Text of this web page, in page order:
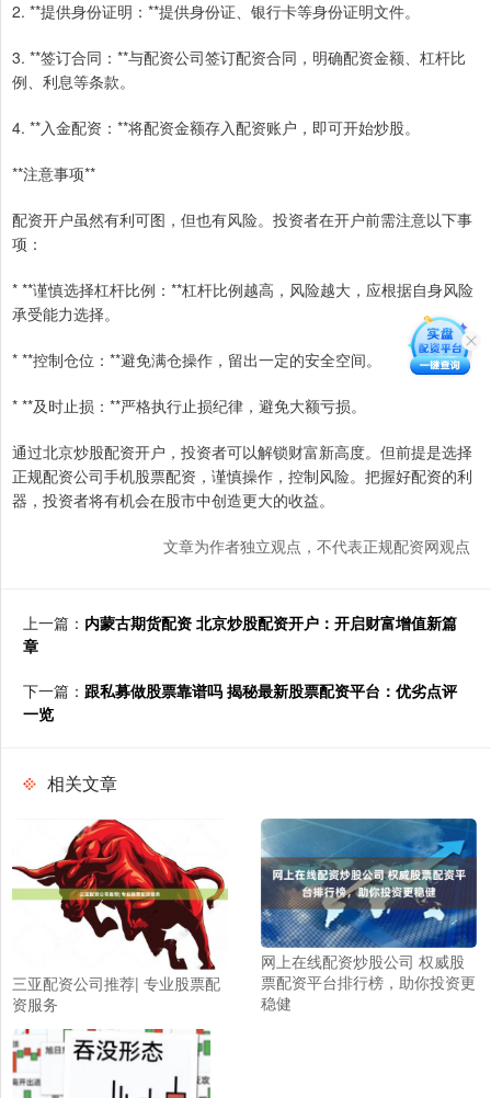
2. **提供身份证明：**提供身份证、银行卡等身份证明文件。
3. **签订合同：**与配资公司签订配资合同，明确配资金额、杠杆比
例、利息等条款。
4. **入金配资：**将配资金额存入配资账户，即可开始炒股。
**注意事项**
配资开户虽然有利可图，但也有风险。投资者在开户前需注意以下事
项：
* **谨慎选择杠杆比例：**杠杆比例越高，风险越大，应根据自身风险
承受能力选择。
* **控制仓位：**避免满仓操作，留出一定的安全空间。
* **及时止损：**严格执行止损纪律，避免大额亏损。
通过北京炒股配资开户，投资者可以解锁财富新高度。但前提是选择
正规配资公司手机股票配资，谨慎操作，控制风险。把握好配资的利
器，投资者将有机会在股市中创造更大的收益。
文章为作者独立观点，不代表正规配资网观点
上一篇： 内蒙古期货配资 北京炒股配资开户：开启财富增值新篇
章
下一篇： 跟私募做股票靠谱吗 揭秘最新股票配资平台：优劣点评
一览
相关文章
三亚配资公司推荐| 专业股票配
资服务
网上在线配资炒股公司 权威股
票配资平台排行榜，助你投资更
稳健